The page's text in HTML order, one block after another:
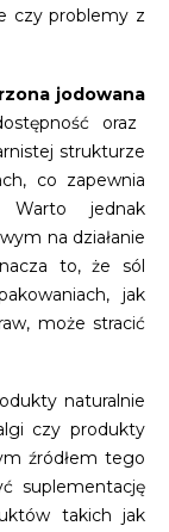
czy problemy z
jodowana
oraz
strukturze
co zapewnia
Warto jednak
na działanie
to, że sól
jak
może stracić
naturalnie
czy produkty
źródłem tego
suplementację
takich jak